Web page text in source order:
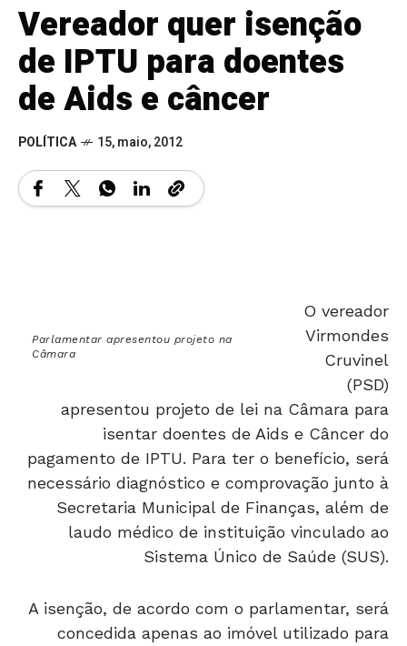
Vereador quer isenção
de IPTU para doentes
de Aids e câncer
POLÍTICA 15, maio, 2012
Virmondes
Cruvinel
(PSD)
apresentou projeto de lei na Câmara para
isentar doentes de Aids e Câncer do
pagamento de IPTU. Para ter o benefício, será
necessário diagnóstico e comprovação junto à
Secretaria Municipal de Finanças, além de
laudo médico de instituição vinculado ao
Sistema Único de Saúde (SUS).
concedida apenas ao imóvel utilizado para
moradia e de propriedade de pessoas